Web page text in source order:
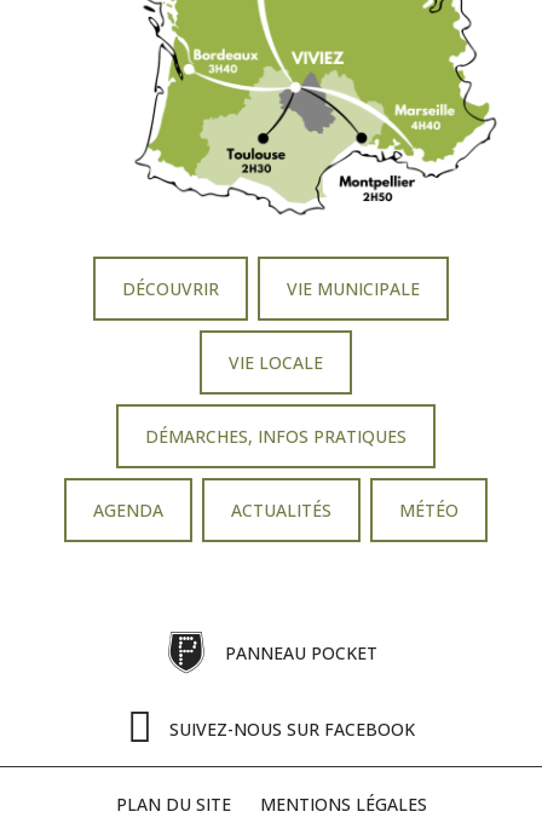
DÉCOUVRIR VIE MUNICIPALE
VIE LOCALE
DÉMARCHES, INFOS PRATIQUES
AGENDA ACTUALITÉS MÉTÉO
PANNEAU POCKET
SUIVEZ-NOUS SUR FACEBOOK
PLAN DU SITE MENTIONS LÉGALES